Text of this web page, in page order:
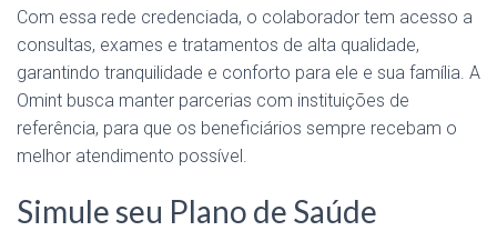
Com essa rede credenciada, o colaborador tem acesso a
consultas, exames e tratamentos de alta qualidade,
garantindo tranquilidade e conforto para ele e sua família. A
Omint busca manter parcerias com instituições de
referência, para que os beneficiários sempre recebam o
melhor atendimento possível.
Simule seu Plano de Saúde